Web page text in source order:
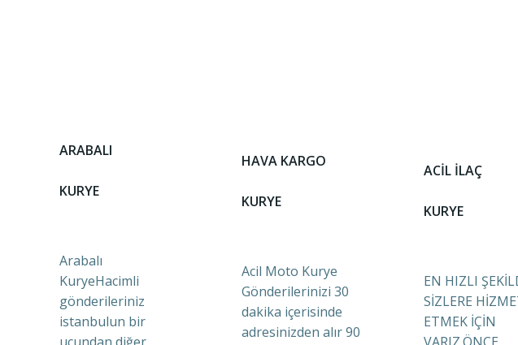
ARABALI
KURYE
Arabalı
KuryeHacimli
gönderileriniz
istanbulun bir
HAVA KARGO
KURYE
Acil Moto Kurye
Gönderilerinizi 30
dakika içerisinde
adresinizden alır 90
ACİL İLAÇ
KURYE
EN HIZLI
SİZLERE
ETMEK İÇİN